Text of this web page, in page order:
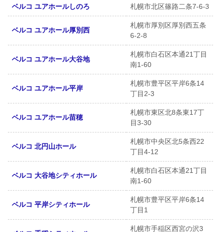
ベルコ ユアホールしのろ 札幌市北区篠路二条7-6-3
ベルコ ユアホール厚別西
札幌市厚別区厚別西五条
6-2-8
ベルコ ユアホール大谷地
札幌市白石区本通21丁目
南1-60
ベルコ ユアホール平岸
札幌市豊平区平岸6条14
丁目2-3
ベルコ ユアホール苗穂
札幌市東区北8条東17丁
目3-30
ベルコ 北円山ホール
札幌市中央区北5条西22
丁目4-12
ベルコ 大谷地シティホール
札幌市白石区本通21丁目
南1-60
ベルコ 平岸シティホール
札幌市豊平区平岸6条14
丁目1
札幌市手稲区西宮の沢3